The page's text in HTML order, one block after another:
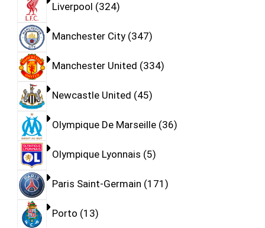
Liverpool 324
Manchester City 347
Manchester United 334
Newcastle United 45
Olympique De Marseille 36
Olympique Lyonnais 5
Paris Saint-Germain 171
Porto 13